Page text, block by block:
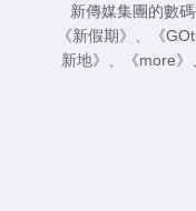
新傳媒集團的數
《新假期》
《
新地》
《more》